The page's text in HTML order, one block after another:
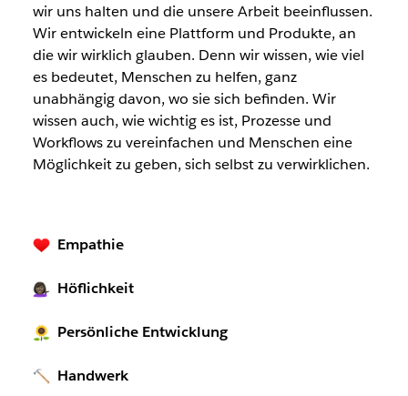
wir uns halten und die unsere Arbeit beeinflussen.
Wir entwickeln eine Plattform und Produkte, an
die wir wirklich glauben. Denn wir wissen, wie viel
es bedeutet, Menschen zu helfen, ganz
unabhängig davon, wo sie sich befinden. Wir
wissen auch, wie wichtig es ist, Prozesse und
Workflows zu vereinfachen und Menschen eine
Möglichkeit zu geben, sich selbst zu verwirklichen.
Empathie
Höflichkeit
Persönliche Entwicklung
Handwerk